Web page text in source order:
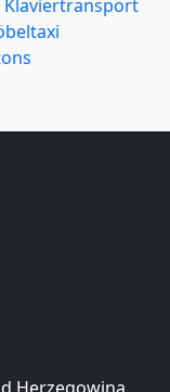
Klaviertransport
Herzegowina